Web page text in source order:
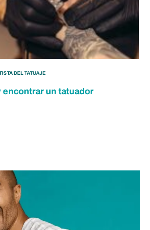
DEL TATUAJE
encontrar un tatuador